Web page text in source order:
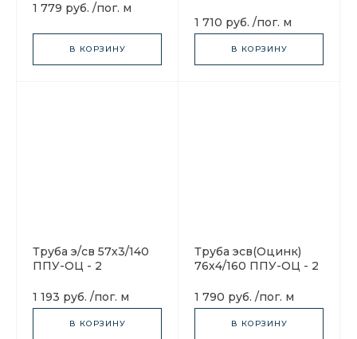
1 779 руб. /пог. м
В КОРЗИНУ
1 710 руб. /пог. м
В КОРЗИНУ
Труба э/св 57х3/140
ППУ-ОЦ - 2
1 193 руб. /пог. м
В КОРЗИНУ
Труба эсв(Оцинк)
76х4/160 ППУ-ОЦ - 2
1 790 руб. /пог. м
В КОРЗИНУ